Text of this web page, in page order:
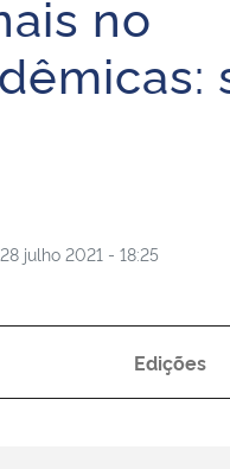
no
julho 2021 - 18:25
Edições